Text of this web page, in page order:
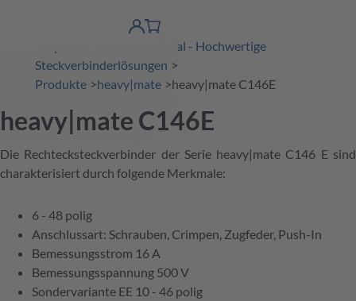
Produktfinder
Warenkorb
Amphenol Tuchel Industrial - Hochwertige
Steckverbinderlösungen
Produkte
heavy|mate heavy|mate C146E
heavy|mate C146E
Die Rechtecksteckverbinder der Serie heavy|mate C146 E sind
charakterisiert durch folgende Merkmale:
6 - 48 polig
Anschlussart: Schrauben, Crimpen, Zugfeder, Push-In
Bemessungsstrom 16 A
Bemessungsspannung 500 V
Sondervariante EE 10 - 46 polig